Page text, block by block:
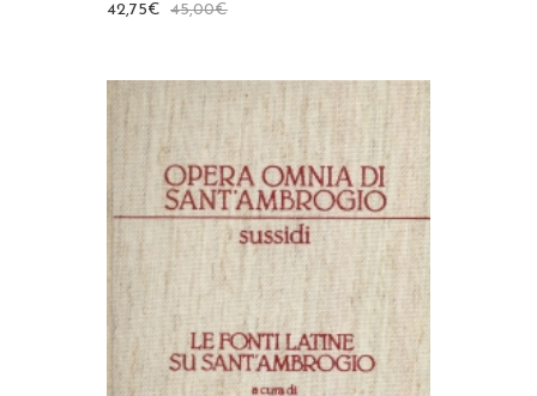
45,00€
42,75€
AGGIUNGI AL CARRELLO